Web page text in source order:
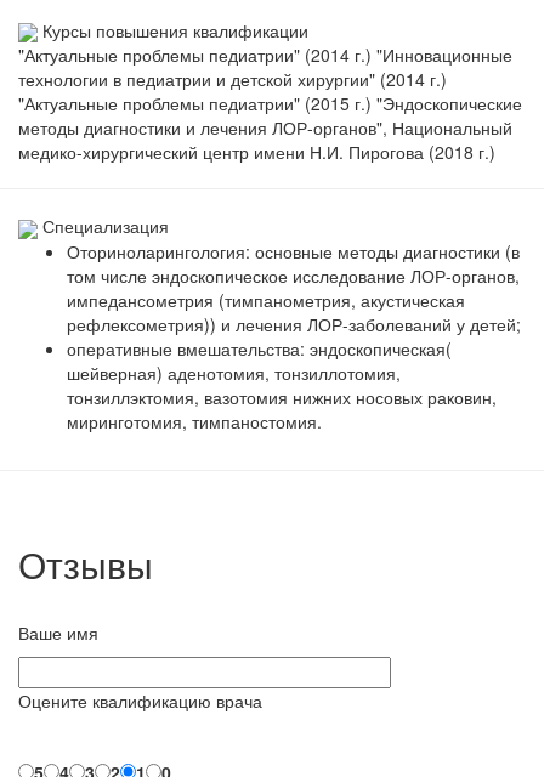
Курсы повышения квалификации
"Актуальные проблемы педиатрии" (2014 г.) "Инновационные
технологии в педиатрии и детской хирургии" (2014 г.)
"Актуальные проблемы педиатрии" (2015 г.) "Эндоскопические
методы диагностики и лечения ЛОР-органов", Национальный
медико-хирургический центр имени Н.И. Пирогова (2018 г.)
Специализация
Оториноларингология: основные методы диагностики (в
том числе эндоскопическое исследование ЛОР-органов,
импедансометрия (тимпанометрия, акустическая
рефлексометрия)) и лечения ЛОР-заболеваний у детей;
оперативные вмешательства: эндоскопическая(
шейверная) аденотомия, тонзиллотомия,
тонзиллэктомия, вазотомия нижних носовых раковин,
миринготомия, тимпаностомия.
Отзывы
Ваше имя
Оцените квалификацию врача
5 4 3 2 1 0